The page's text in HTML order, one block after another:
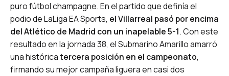
puro fútbol champagne. En el partido que definía el
podio de LaLiga EA Sports, el Villarreal pasó por encima
del Atlético de Madrid con un inapelable 5-1. Con este
resultado en la jornada 38, el Submarino Amarillo amarró
una históricatercera posición en el campeonato,
firmando su mejor campaña liguera en casi dos